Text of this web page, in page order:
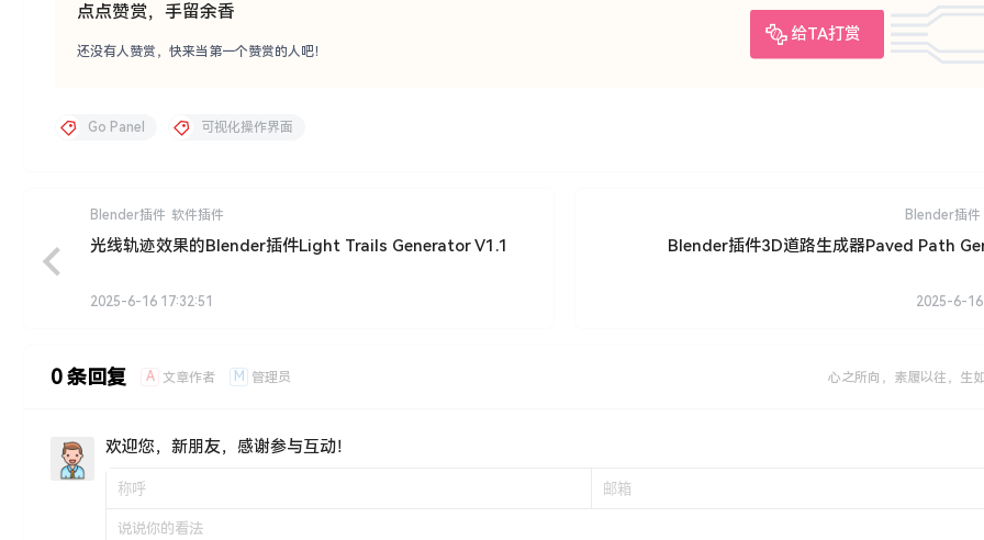
点点赞赏，手留余香
给TA打赏
还没有人赞赏，快来当第一个赞赏的人吧！
Go Panel 可视化操作界面
Blender插件 软件插件
光线轨迹效果的Blender插件Light Trails Generator V1.1
2025-6-16 17:32:51
Blender插件
Blender插件3D道路生成器Paved Path
2025-6-
0 条回复 A 文章作者 M 管理员 心之所向，素履以往，生
欢迎您，新朋友，感谢参与互动！